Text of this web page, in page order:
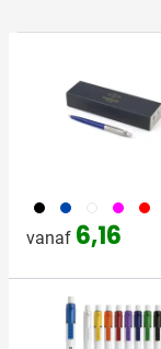
001 023 002 117 008
vanaf 6,16